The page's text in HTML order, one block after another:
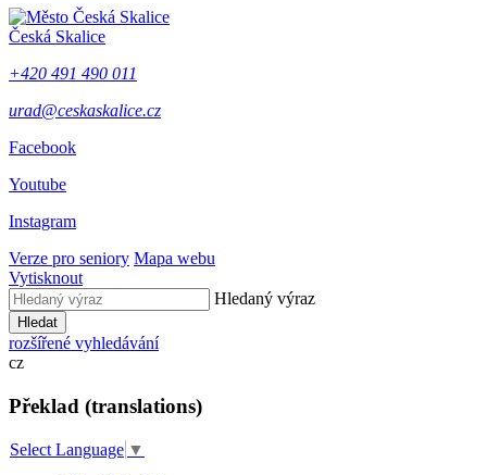
Česká Skalice
+420 491 490 011
urad@ceskaskalice.cz
Facebook
Youtube
Instagram
Verze pro seniory Mapa webu
Vytisknout
Hledaný výraz
Hledat
rozšířené vyhledávání
cz
Překlad (translations)
Select Language ▼